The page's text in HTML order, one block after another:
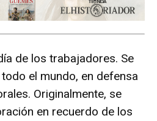
de los trabajadores. Se
el mundo, en defensa
Originalmente, se
en recuerdo de los